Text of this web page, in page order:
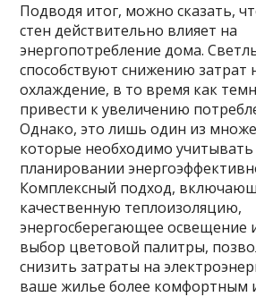
Подводя итог, можно сказать,
стен действительно влияет на
энергопотребление дома.
способствуют снижению затрат
охлаждение, в то время как
привести к увеличению
Однако, это лишь один из
которые необходимо
планировании
Комплексный подход,
качественную теплоизоляцию,
энергосберегающее освещение
выбор цветовой палитры,
снизить затраты на
ваше жилье более комфортным